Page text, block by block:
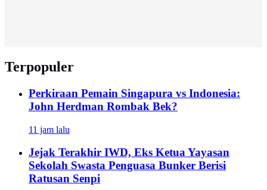
Terpopuler
Perkiraan Pemain Singapura vs Indonesia:
John Herdman Rombak Bek?
11 jam lalu
Jejak Terakhir IWD, Eks Ketua Yayasan
Sekolah Swasta Penguasa Bunker Berisi
Ratusan Senpi